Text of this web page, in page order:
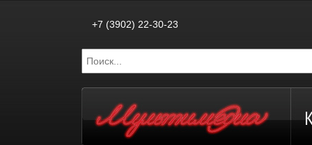
+7 (3902) 22-30-23